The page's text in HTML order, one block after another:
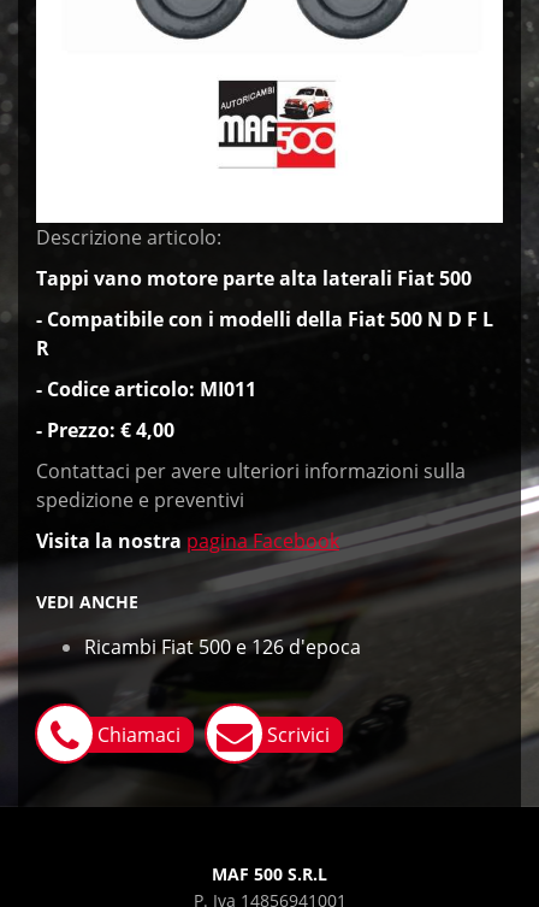
Descrizione articolo:
Tappi vano motore parte alta laterali Fiat 500
- Compatibile con i modelli della Fiat 500 N D F L
R
- Codice articolo: MI011
- Prezzo: € 4,00
Contattaci per avere ulteriori informazioni sulla
spedizione e preventivi
Visita la nostra pagina Facebook
VEDI ANCHE
Ricambi Fiat 500 e 126 d'epoca
Chiamaci Scrivici
MAF 500 S.R.L
P. Iva 14856941001